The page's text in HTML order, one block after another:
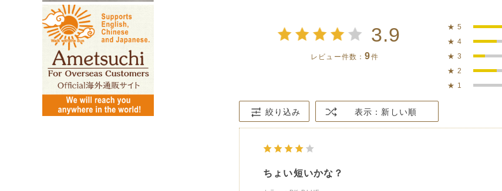
3.9
レビュー件数：9件
★ 5
★ 4
★ 3
★ 2
★ 1
絞り込み 表示：新しい順
ちょい短いかな？